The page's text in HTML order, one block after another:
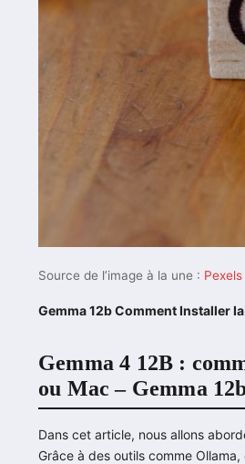
Source de l’image à la une : Pexels
Gemma 12b Comment Installer Ia
Gemma 4 12B :
ou Mac – Gemma
Dans cet article, nous allons
Grâce à des outils comme